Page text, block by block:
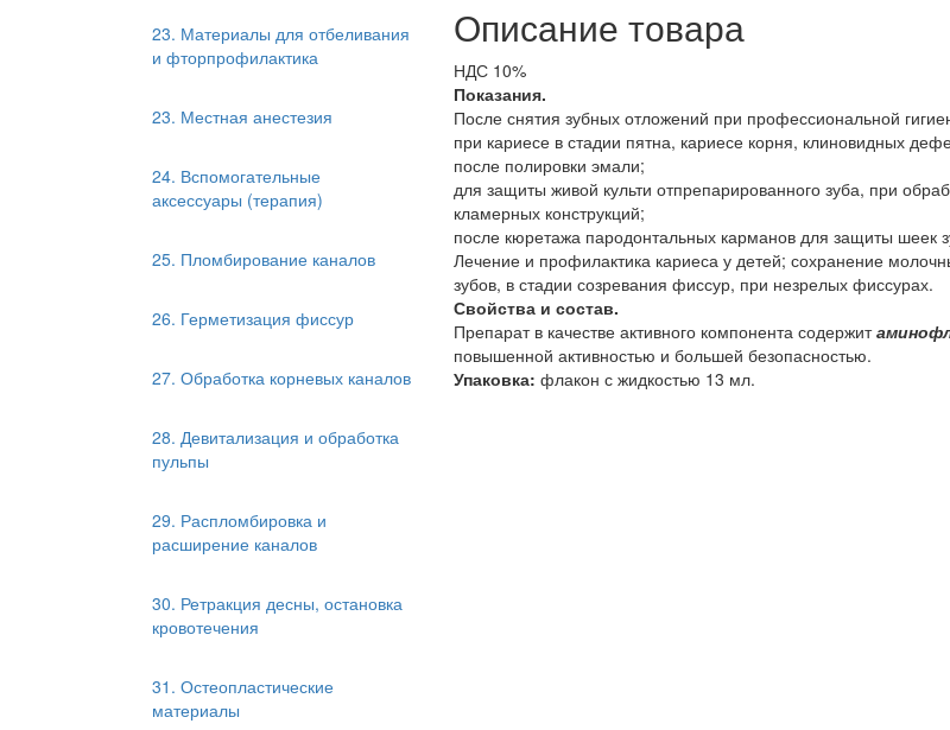
23. Материалы для отбеливания
и фторпрофилактика
23. Местная анестезия
24. Вспомогательные
аксессуары (терапия)
25. Пломбирование каналов
26. Герметизация фиссур
27. Обработка корневых каналов
28. Девитализация и обработка
пульпы
29. Распломбировка и
расширение каналов
30. Ретракция десны, остановка
кровотечения
31. Остеопластические
материалы
Описание товара
НДС 10%
Показания.
После снятия зубных отложений при профессиональной
при кариесе в стадии пятна, кариесе корня, клиновидных
после полировки эмали;
для защиты живой культи отпрепарированного зуба, при
кламерных конструкций;
после кюретажа пародонтальных карманов для защиты шеек
Лечение и профилактика кариеса у детей; сохранение
зубов, в стадии созревания фиссур, при незрелых фиссурах.
Свойства и состав.
Препарат в качестве активного компонента содержит
повышенной активностью и большей безопасностью.
Упаковка: флакон с жидкостью 13 мл.